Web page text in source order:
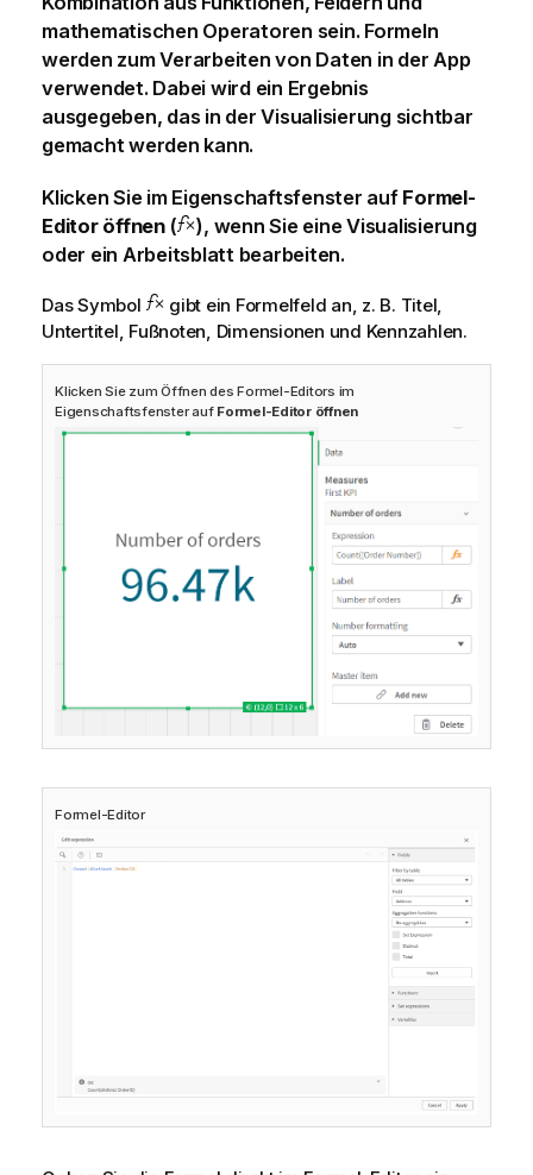
mathematischen Operatoren sein. Formeln
werden zum Verarbeiten von Daten in der App
verwendet. Dabei wird ein Ergebnis
ausgegeben, das in der Visualisierung sichtbar
gemacht werden kann.
Klicken Sie im Eigenschaftsfenster auf Formel-
Editor öffnen(
), wenn Sie eine Visualisierung
oder ein Arbeitsblatt bearbeiten.
Das Symbol
gibt ein Formelfeld an, z. B. Titel,
Untertitel, Fußnoten, Dimensionen und Kennzahlen.
Klicken Sie zum Öffnen des Formel-Editors im
Eigenschaftsfenster auf Formel-Editor öffnen
Formel-Editor